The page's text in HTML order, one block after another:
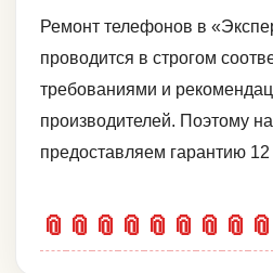
Ремонт телефонов в
проводится в строгом
требованиями и
производителей. Поэтому
предоставляем гарантию
📎 📎 📎 📎 📎 📎 📎 📎 📎